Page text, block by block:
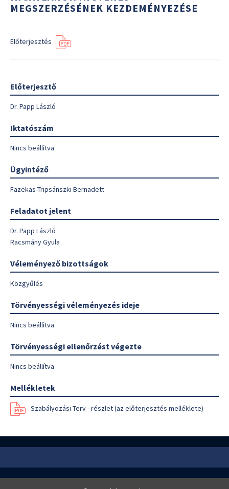
MEGSZERZÉSÉNEK KEZDEMÉNYEZÉSE
Előterjesztés
Előterjesztő
Dr. Papp László
Iktatószám
Nincs beállítva
Ügyintéző
Fazekas-Tripsánszki Bernadett
Feladatot jelent
Dr. Papp László
Racsmány Gyula
Véleményező bizottságok
Közgyűlés
Törvényességi véleményezés ideje
Nincs beállítva
Törvényességi ellenőrzést végezte
Nincs beállítva
Mellékletek
Szabályozási Terv - részlet (az előterjesztés melléklete)